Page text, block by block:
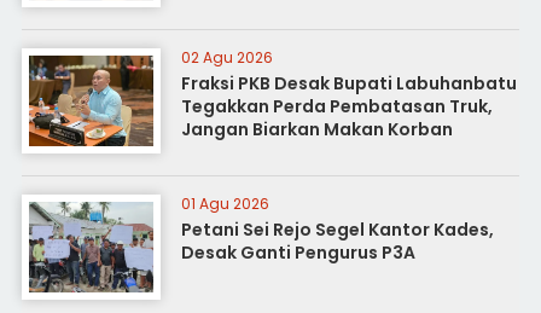
02 Agu 2026
Fraksi PKB Desak Bupati Labuhanbatu
Tegakkan Perda Pembatasan Truk,
Jangan Biarkan Makan Korban
01 Agu 2026
Petani Sei Rejo Segel Kantor Kades,
Desak Ganti Pengurus P3A